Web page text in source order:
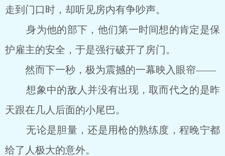
走到门口时，却听见房内有争吵声。
身为他的部下，他们第一时间想的肯定是保
护雇主的安全，于是强行破开了房门。
然而下一秒，极为震撼的一幕映入眼帘——
想象中的敌人并没有出现，取而代之的是昨
天跟在几人后面的小尾巴。
无论是胆量，还是用枪的熟练度，程晚宁都
给了人极大的意外。